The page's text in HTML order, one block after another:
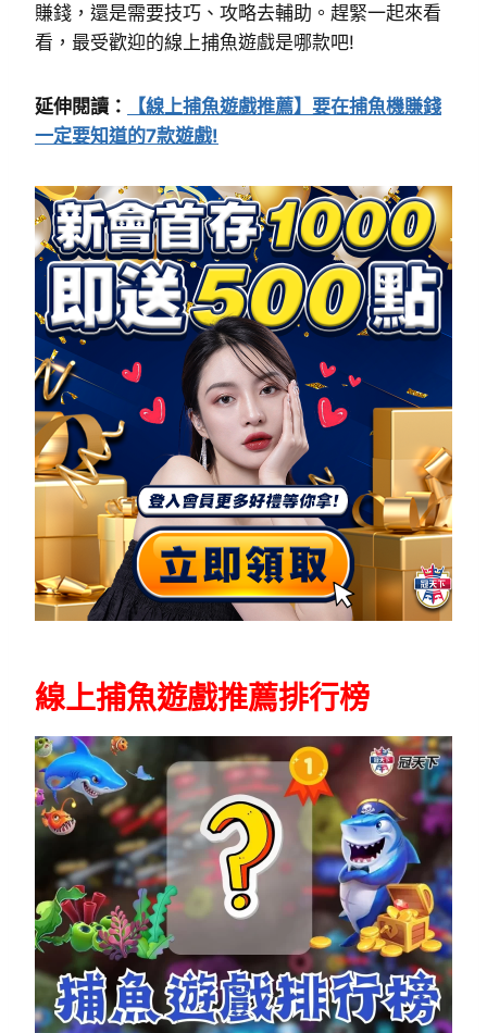
賺錢，還是需要技巧、攻略去輔助。趕緊一起來看
看，最受歡迎的線上捕魚遊戲是哪款吧!
延伸閱讀：
【線上捕魚遊戲推薦】要在捕魚機賺錢
一定要知道的7款遊戲!
線上捕魚遊戲推薦排行榜